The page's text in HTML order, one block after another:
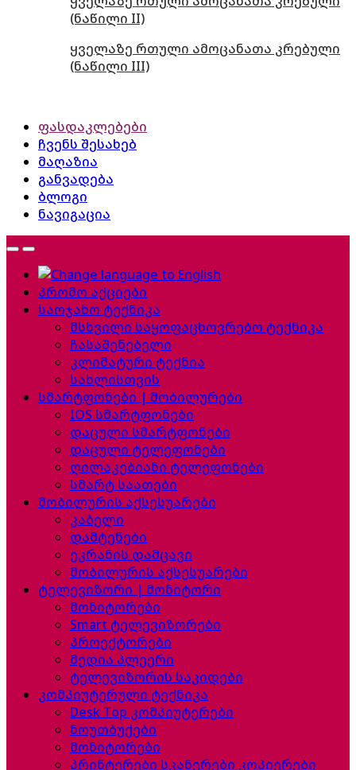
(ნაწილი II)
ყველაზე რთული ამოცანათა კრებული
(ნაწილი III)
ფასდაკლებები
ჩვენს შესახებ
მაღაზია
განვადება
ბლოგი
ნავიგაცია
პრომო აქციები
საოჯახო ტექნიკა
მსხვილი საყოფაცხოვრებო ტექნიკა
ჩასაშენებელი
კლიმატური ტექნია
სახლისთვის
სმარტფონები | მობილურები
IOS სმარტფონები
დაცული სმარტფონები
დაცული ტელეფონები
ღილაკებიანი ტელეფონები
სმარტ საათები
მობილურის აქსესუარები
კაბელი
დამტენები
ეკრანის დამცავი
მობილურის აქსესუარები
ტელევიზორი | მონიტორი
მონიტორები
Smart ტელევიზორები
პროექტორები
მედია პლეერი
ტელევიზორის საკიდები
კომპიუტერული ტექნიკა
Desk Top კომპიუტერები
ნოუთბუქები
მონიტორები
პრინტერები სკანერები კოპიერები